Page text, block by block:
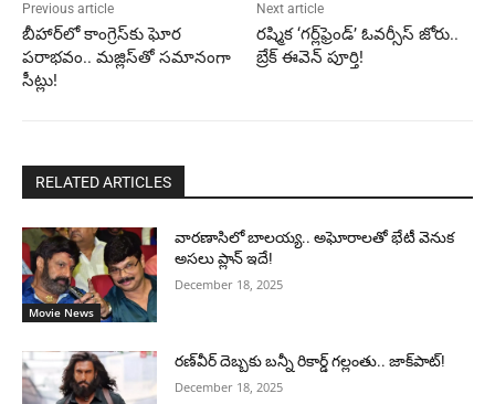
Previous article
బీహార్‌లో కాంగ్రెస్‌కు ఘోర
పరాభవం.. మజ్లిస్‌తో సమానంగా
సీట్లు!
Next article
రష్మిక ‘గర్ల్‌ఫ్రెండ్’ ఓవర్సీస్ జోరు..
బ్రేక్ ఈవెన్ పూర్తి!
RELATED ARTICLES
Movie News
వారణాసిలో బాలయ్య.. అఘోరాలతో భేటీ వెనుక
అసలు ప్లాన్ ఇదే!
December 18, 2025
రణ్‌వీర్ దెబ్బకు బన్నీ రికార్డ్ గల్లంతు.. జాక్‌పాట్!
December 18, 2025